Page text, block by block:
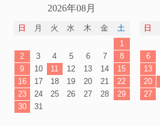
2026年08月
日 月 火 水 木 金
土
1
2
3 4 5 6 7
8
9
10 11 12 13 14
15
16
17 18 19 20 21
22
23
24 25 26 27 28
29
30
31
日
6
13
20
27